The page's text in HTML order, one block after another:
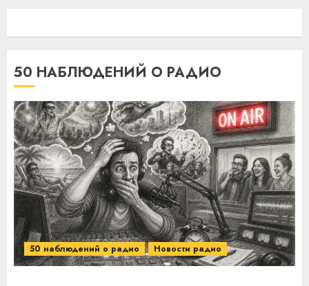
50 НАБЛЮДЕНИЙ О РАДИО
50 наблюдений о радио Новости радио